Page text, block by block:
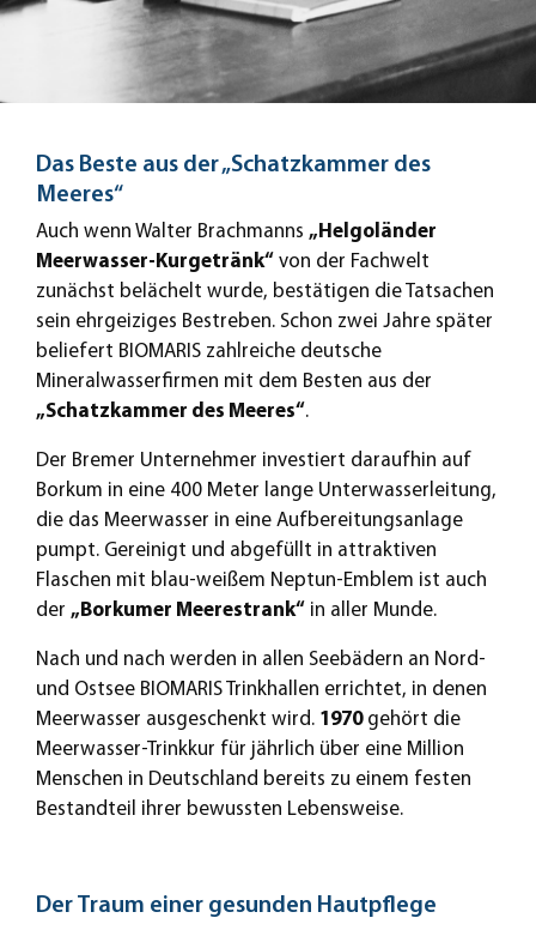
Das Beste aus der „Schatzkammer des
Meeres“
Auch wenn Walter Brachmanns „Helgoländer
Meerwasser-Kurgetränk“ von der Fachwelt
zunächst belächelt wurde, bestätigen die Tatsachen
sein ehrgeiziges Bestreben. Schon zwei Jahre später
beliefert BIOMARIS zahlreiche deutsche
Mineralwasserfirmen mit dem Besten aus der
„Schatzkammer des Meeres“.
Der Bremer Unternehmer investiert daraufhin auf
Borkum in eine 400 Meter lange Unterwasserleitung,
die das Meerwasser in eine Aufbereitungsanlage
pumpt. Gereinigt und abgefüllt in attraktiven
Flaschen mit blau-weißem Neptun-Emblem ist auch
der „Borkumer Meerestrank“ in aller Munde.
Nach und nach werden in allen Seebädern an Nord-
und Ostsee BIOMARIS Trinkhallen errichtet, in denen
Meerwasser ausgeschenkt wird. 1970gehört die
Meerwasser-Trinkkur für jährlich über eine Million
Menschen in Deutschland bereits zu einem festen
Bestandteil ihrer bewussten Lebensweise.
Der Traum einer gesunden Hautpflege